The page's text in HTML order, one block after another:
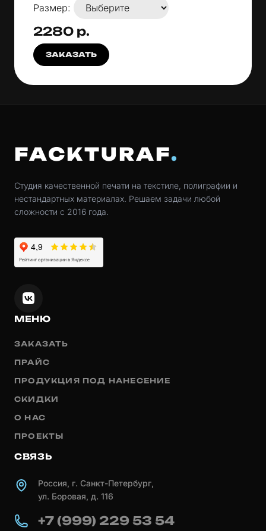
Размер:
2280 р.
ЗАКАЗАТЬ
FACKTURAF
Студия качественной печати на текстиле, полиграфии и
нестандартных материалах. Решаем задачи любой
сложности с 2016 года.
МЕНЮ
ЗАКАЗАТЬ
ПРАЙС
ПРОДУКЦИЯ ПОД НАНЕСЕНИЕ
СКИДКИ
О НАС
ПРОЕКТЫ
СВЯЗЬ
Россия, г. Санкт-Петербург,
ул. Боровая, д. 116
+7 (999) 229 53 54